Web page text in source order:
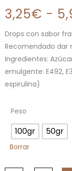
3,25€ -
Drops con sabor
Recomendado dar
Ingredientes:
emulgente: E492,
espirulina)
Peso
100gr 50gr
Borrar